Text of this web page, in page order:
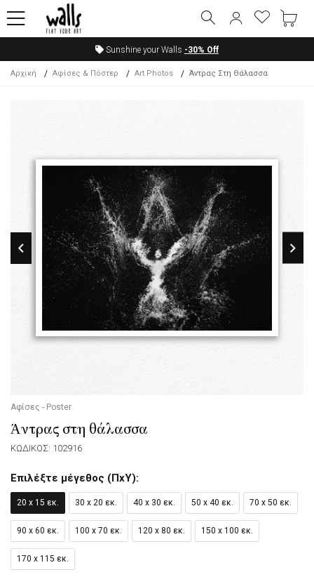
Sunshine your Walls -30% Off
Αρχική Αφίσες & Πόστερ Art Photos Άντρας Στη Θάλασσα
Αφίσες - Poster
Άντρας στη θάλασσα
ΚΩΔΙΚΟΣ: 102916
Επιλέξτε μέγεθος (ΠxΥ):
20 x 15 εκ. 30 x 20 εκ. 40 x 30 εκ. 50 x 40 εκ. 70 x 50 εκ.
90 x 60 εκ. 100 x 70 εκ. 120 x 80 εκ. 150 x 100 εκ.
170 x 115 εκ.